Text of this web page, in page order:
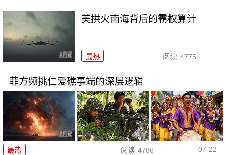
美拱火南海背后的霸权算计
最热 阅读 4775
菲方频挑仁爱礁事端的深层逻辑
最热 阅读 4786 07-22